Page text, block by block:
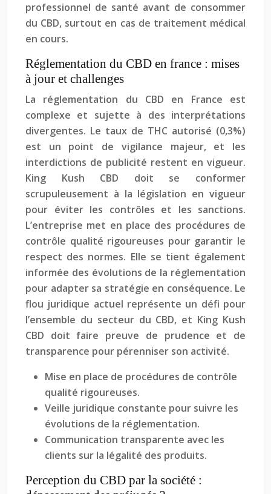
professionnel de santé avant de consommer
du CBD, surtout en cas de traitement médical
en cours.
Réglementation du CBD en france : mises
à jour et challenges
La réglementation du CBD en France est
complexe et sujette à des interprétations
divergentes. Le taux de THC autorisé (0,3%)
est un point de vigilance majeur, et les
interdictions de publicité restent en vigueur.
King Kush CBD doit se conformer
scrupuleusement à la législation en vigueur
pour éviter les contrôles et les sanctions.
L’entreprise met en place des procédures de
contrôle qualité rigoureuses pour garantir le
respect des normes. Elle se tient également
informée des évolutions de la réglementation
pour adapter sa stratégie en conséquence. Le
flou juridique actuel représente un défi pour
l’ensemble du secteur du CBD, et King Kush
CBD doit faire preuve de prudence et de
transparence pour pérenniser son activité.
Mise en place de procédures de contrôle
qualité rigoureuses.
Veille juridique constante pour suivre les
évolutions de la réglementation.
Communication transparente avec les
clients sur la légalité des produits.
Perception du CBD par la société :